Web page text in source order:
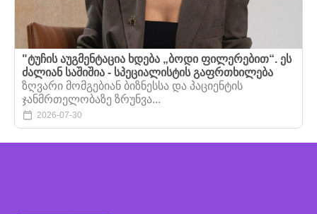
"ტუჩის აუგმენტაცია ხდება „ბოდი ფილერებით“. ეს
ძალიან საშიშია - სპეციალისტის გაფრთხილება
ზღვარი მომგებიან ბიზნესსა და პაციენტის
ჯანმრთელობაზე ზრუნვა...
2026-07-30